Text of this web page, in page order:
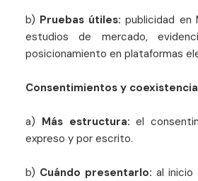
b) Pruebas útiles:publicidad en
estudios de mercado,
posicionamiento en plataformas
Consentimientos y coexistencia
a) Más estructura:el
expreso y por escrito.
b) Cuándo presentarlo:al